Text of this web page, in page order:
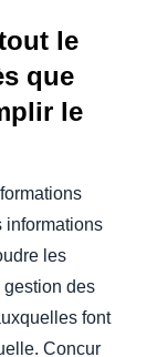
le
que
le
informations
les
des
font
Concur